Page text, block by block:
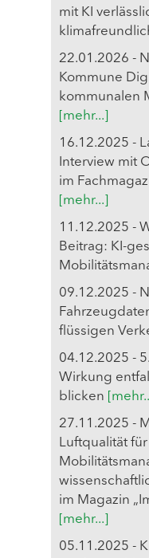
mit KI
22.01.2026 -
Kommune
kommunalen
[mehr...]
16.12.2025 -
Interview mit
im
[mehr...]
11.12.2025 -
Beitrag: KI-
09.12.2025 -
flüssigen
04.12.2025 -
Wirkung
blicken
27.11.2025 -
Luftqualität
im Magazin
[mehr...]
05.11.2025 -